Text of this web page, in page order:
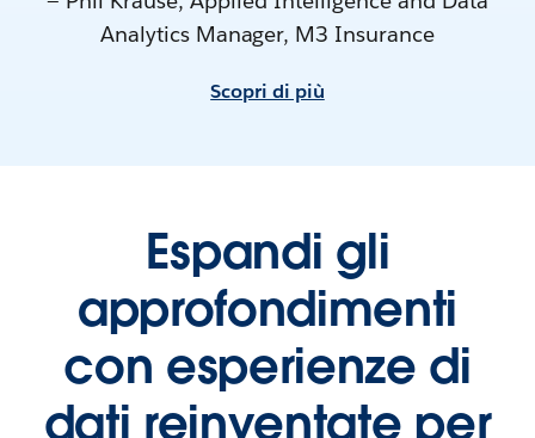
Analytics Manager, M3 Insurance
Scopri di più
Espandi gli
approfondimenti
con esperienze di
dati reinventate per